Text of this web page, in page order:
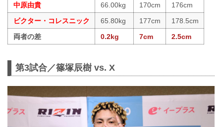
中原由貴
66.00kg 170cm
176cm
ビクター・コレスニック
65.80kg 177cm
178.5cm
両者の差
0.2kg 7cm 2.5cm
第3試合／篠塚辰樹 vs. X